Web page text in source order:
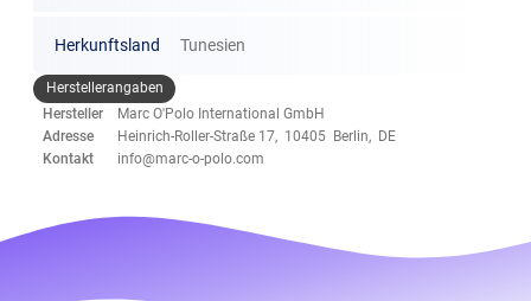
Herkunftsland Tunesien
Herstellerangaben
Hersteller
Marc O'Polo International GmbH
Adresse
Heinrich-Roller-Straße 17, 10405 Berlin, DE
Kontakt
info@marc-o-polo.com